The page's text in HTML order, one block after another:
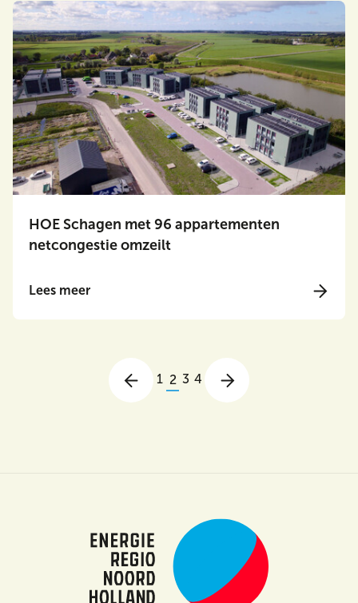
HOE Schagen met 96 appartementen
netcongestie omzeilt
Lees meer
1 2 3 4